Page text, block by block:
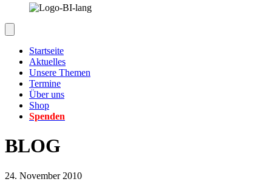
Startseite
Aktuelles
Unsere Themen
Termine
Über uns
Shop
Spenden
BLOG
24. November 2010